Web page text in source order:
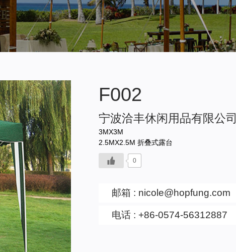
F002
宁波洽丰休闲用品有限公司
3MX3M
2.5MX2.5M 折叠式露台
0
邮箱 : nicole@hopfung.com
电话 : +86-0574-56312887